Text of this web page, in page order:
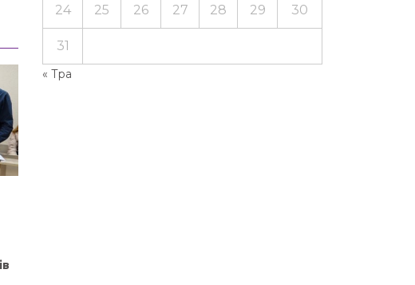
« Тра
24 25 26 27 28 29 30
31